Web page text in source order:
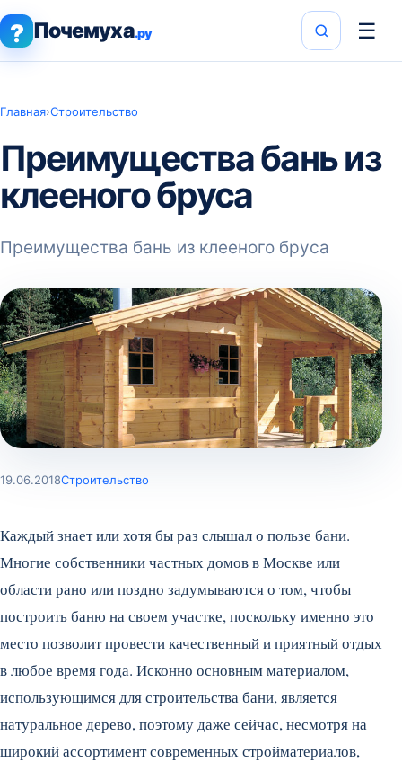
? Почемуха.ру ☰
Главная›Строительство
Преимущества бань из
клееного бруса
Преимущества бань из клееного бруса
19.06.2018Строительство
Каждый знает или хотя бы раз слышал о пользе бани.
Многие собственники частных домов в Москве или
области рано или поздно задумываются о том, чтобы
построить баню на своем участке, поскольку именно это
место позволит провести качественный и приятный отдых
в любое время года. Исконно основным материалом,
использующимся для строительства бани, является
натуральное дерево, поэтому даже сейчас, несмотря на
широкий ассортимент современных стройматериалов,